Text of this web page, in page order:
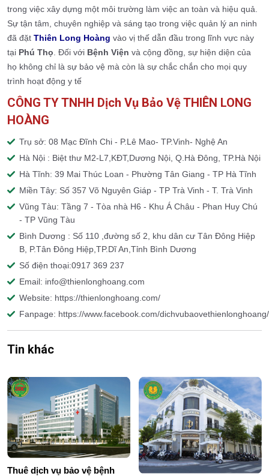
trong việc xây dựng một môi trường làm việc an toàn và hiệu quả.
Sự tận tâm, chuyên nghiệp và sáng tạo trong việc quản lý an ninh
đã đặt Thiên Long Hoàng vào vị thế dẫn đầu trong lĩnh vực này
tại Phú Thọ . Đối với Bệnh Viện và cộng đồng, sự hiện diện của
họ không chỉ là sự bảo vệ mà còn là sự chắc chắn cho mọi quy
trình hoạt động y tế
CÔNG TY TNHH Dịch Vụ Bảo Vệ THIÊN LONG
HOÀNG
Trụ sở: 08 Mạc Đĩnh Chi - P.Lê Mao- TP.Vinh- Nghệ An
Hà Nội : Biệt thư M2-L7,KĐT,Dương Nội, Q.Hà Đông, TP.Hà Nội
Hà Tĩnh: 39 Mai Thúc Loan - Phường Tân Giang - TP Hà Tĩnh
Miền Tây: Số 357 Võ Nguyên Giáp - TP Trà Vinh - T. Trà Vinh
Vũng Tàu: Tầng 7 - Tòa nhà H6 - Khu Á Châu - Phan Huy Chú
- TP Vũng Tàu
Bình Dương : Số 110 ,đường số 2, khu dân cư Tân Đông Hiệp
B, P.Tân Đông Hiệp,TP.Dĩ An,Tỉnh Bình Dương
Số điện thoại:0917 369 237
Email: info@thienlonghoang.com
Website: https://thienlonghoang.com/
Fanpage: https://www.facebook.com/dichvubaovethienlonghoang/
Tin khác
Thuê dịch vụ bảo vệ bệnh